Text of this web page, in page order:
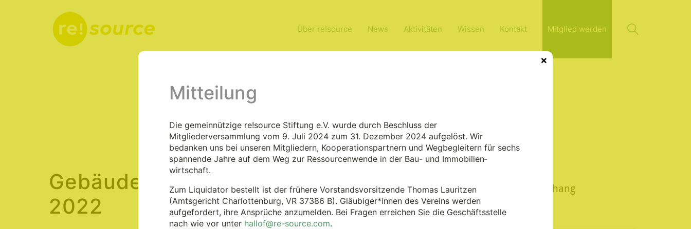
Über re!source News Aktivitäten Wissen Kontakt Mitglied werden
Aktuelles
Gebäudebereich verpasst THG-Ziel
2022
Zusammenhang
Mitteilung
Die gemeinnützige re!source Stiftung e.V. wurde durch Beschluss der
Mitgliederversammlung vom 9. Juli 2024 zum 31. Dezember 2024 aufgelöst. Wir
bedanken uns bei unseren Mitgliedern, Kooperationspartnern und Wegbegleitern für sechs
spannende Jahre auf dem Weg zur Ressourcenwende in der Bau- und Immobilien­
wirtschaft.
Zum Liquidator bestellt ist der frühere Vorstandsvorsitzende Thomas Lauritzen
(Amtsgericht Charlottenburg, VR 37386 B). Gläubiger*innen des Vereins werden
aufgefordert, ihre Ansprüche anzumelden. Bei Fragen erreichen Sie die Geschäftsstelle
nach wie vor unter hallof@re-source.com.
×